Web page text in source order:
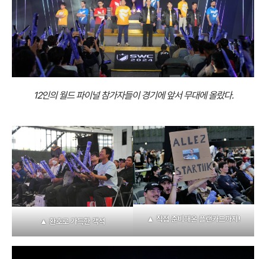
12인의 월드 파이널 참가자들이 경기에 앞서 무대에 올랐다.
▲ 환호로 가득한 객석 ▲ 직접 준비해온 플랜카드까지!